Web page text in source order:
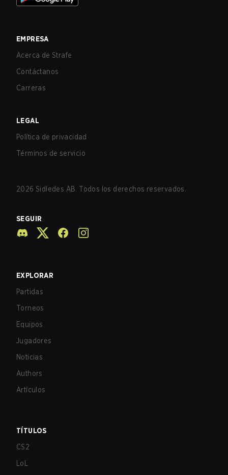
EMPRESA
Acerca de Strafe
Contáctanos
Carreras
LEGAL
Política de privacidad
Términos de servicio
2026 Sidledes AB. Todos los derechos reservados.
SEGUIR
EXPLORAR
Partidas
Torneos
Equipos
Jugadores
Noticias
Authors
Artículos
TÍTULOS
CS2
LoL